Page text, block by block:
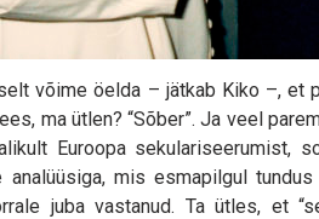
võime öelda – jätkab Kiko –, et
ma ütlen? “Sõber”. Ja veel
Euroopa sekulariseerumist,
mis esmapilgul
juba vastanud. Ta ütles, et